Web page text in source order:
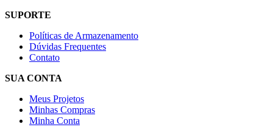
SUPORTE
Políticas de Armazenamento
Dúvidas Frequentes
Contato
SUA CONTA
Meus Projetos
Minhas Compras
Minha Conta